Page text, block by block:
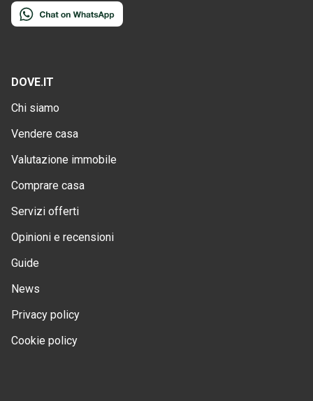
DOVE.IT
Chi siamo
Vendere casa
Valutazione immobile
Comprare casa
Servizi offerti
Opinioni e recensioni
Guide
News
Privacy policy
Cookie policy